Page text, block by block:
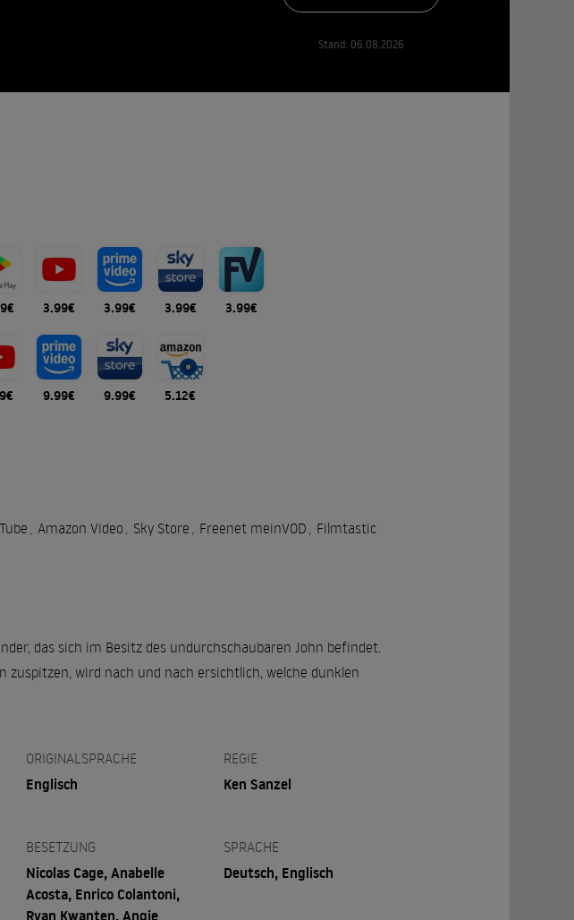
Stand: 06.08.2026
3.99€ 3.99€ 3.99€ 3.99€
9.99€ 9.99€ 5.12€
Amazon Video Sky Store Freenet meinVOD
Filmtastic
das sich im Besitz des undurchschaubaren John befindet.
wird nach und nach ersichtlich, welche dunklen
ORIGINALSPRACHE
Englisch
REGIE
Ken Sanzel
BESETZUNG
Nicolas Cage, Anabelle
Acosta, Enrico Colantoni,
Ryan Kwanten, Angie
SPRACHE
Deutsch, Englisch